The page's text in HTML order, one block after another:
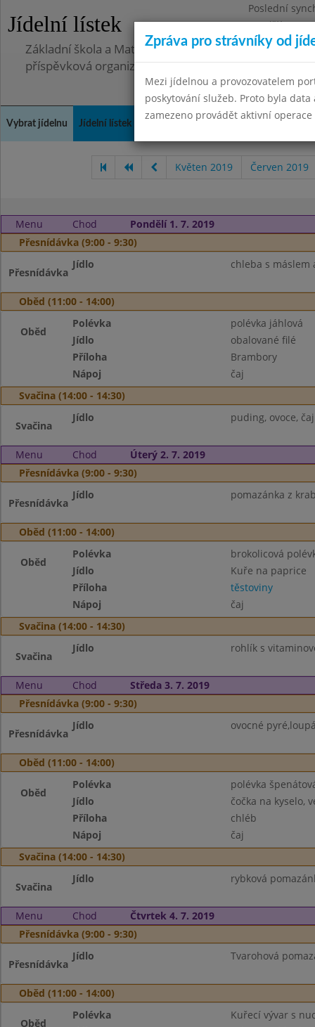
Jídelní lístek
Poslední
Pondělí
Základní škola a Mateřská škola Telnice, okres Brno-
příspěvková organizace
Vybrat jídelnu Jídelní lístek Kontakty a informace
Květen 2019 Červen 2019
Menu Chod
Pondělí 1. 7. 2019
Přesnídávka (9:00 - 9:30)
Přesnídávka
Jídlo chleba s máslem
Oběd (11:00 - 14:00)
Oběd
Polévka
polévka jáhlová
Jídlo
obalované filé
Příloha
Brambory
Nápoj
čaj
Svačina (14:00 - 14:30)
Svačina
Jídlo puding, ovoce, čaj
Menu Chod
Úterý 2. 7. 2019
Přesnídávka (9:00 - 9:30)
Přesnídávka
Jídlo pomazánka z
Oběd (11:00 - 14:00)
Oběd
Polévka
brokolicová
Jídlo
Kuře na paprice
Příloha
těstoviny
Nápoj
čaj
Svačina (14:00 - 14:30)
Svačina
Jídlo rohlík s
Menu Chod
Středa 3. 7. 2019
Přesnídávka (9:00 - 9:30)
Přesnídávka
Jídlo ovocné
Oběd (11:00 - 14:00)
Oběd
Polévka
polévka
Jídlo
čočka na kyselo,
Příloha
chléb
Nápoj
čaj
Svačina (14:00 - 14:30)
Svačina
Jídlo rybková
Menu Chod
Čtvrtek 4. 7. 2019
Přesnídávka (9:00 - 9:30)
Přesnídávka
Jídlo Tvarohová
Oběd (11:00 - 14:00)
Oběd
Polévka
Kuřecí vývar s
Zpráva pro strávníky od
Mezi jídelnou a provozovatelem
poskytování služeb. Proto byla
zamezeno provádět aktivní